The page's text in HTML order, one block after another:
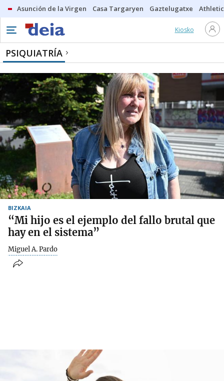
Asunción de la Virgen Casa Targaryen Gaztelugatxe Athletic
Kiosko
PSIQUIATRÍA
BIZKAIA
“Mi hijo es el ejemplo del fallo brutal que
hay en el sistema”
Miguel A. Pardo